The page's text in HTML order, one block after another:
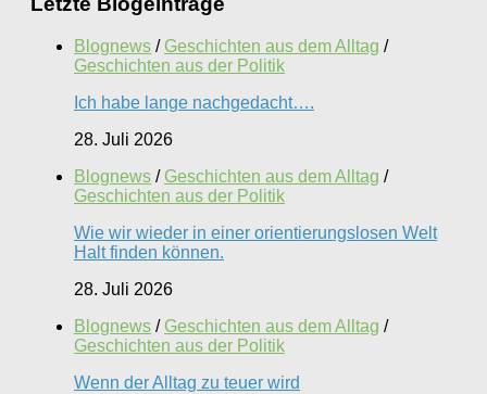
Blognews / Geschichten aus dem Alltag /
Geschichten aus der Politik
Ich habe lange nachgedacht….
28. Juli 2026
Blognews / Geschichten aus dem Alltag /
Geschichten aus der Politik
Wie wir wieder in einer orientierungslosen Welt
Halt finden können.
28. Juli 2026
Blognews / Geschichten aus dem Alltag /
Geschichten aus der Politik
Wenn der Alltag zu teuer wird